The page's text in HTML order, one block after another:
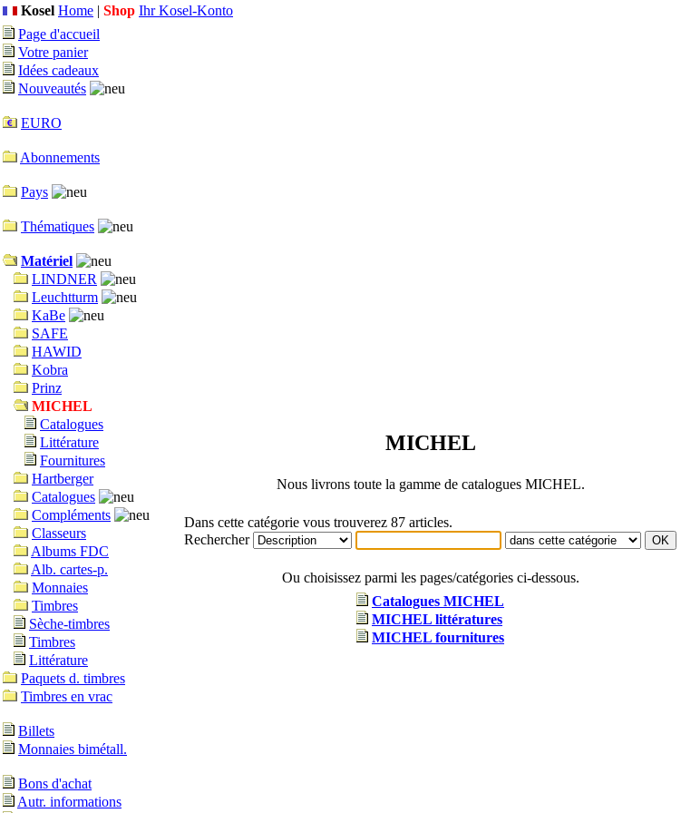
Kosel Home | Shop Ihr Kosel-Konto
Page d'accueil
Votre panier
Idées cadeaux
Nouveautés
EURO
Abonnements
Pays
Thématiques
Matériel
LINDNER
Leuchtturm
KaBe
SAFE
HAWID
Kobra
Prinz
MICHEL
Catalogues
Littérature
Fournitures
Hartberger
Catalogues
Compléments
Classeurs
Albums FDC
Alb. cartes-p.
Monnaies
Timbres
Sèche-timbres
Timbres
Littérature
Paquets d. timbres
Timbres en vrac
Billets
Monnaies bimétall.
Bons d'achat
Autr. informations
MICHEL
Nous livrons toute la gamme de catalogues MICHEL.
Dans cette catégorie vous trouverez 87 articles.
Rechercher
Ou choisissez parmi les pages/catégories ci-dessous.
Catalogues MICHEL
MICHEL littératures
MICHEL fournitures